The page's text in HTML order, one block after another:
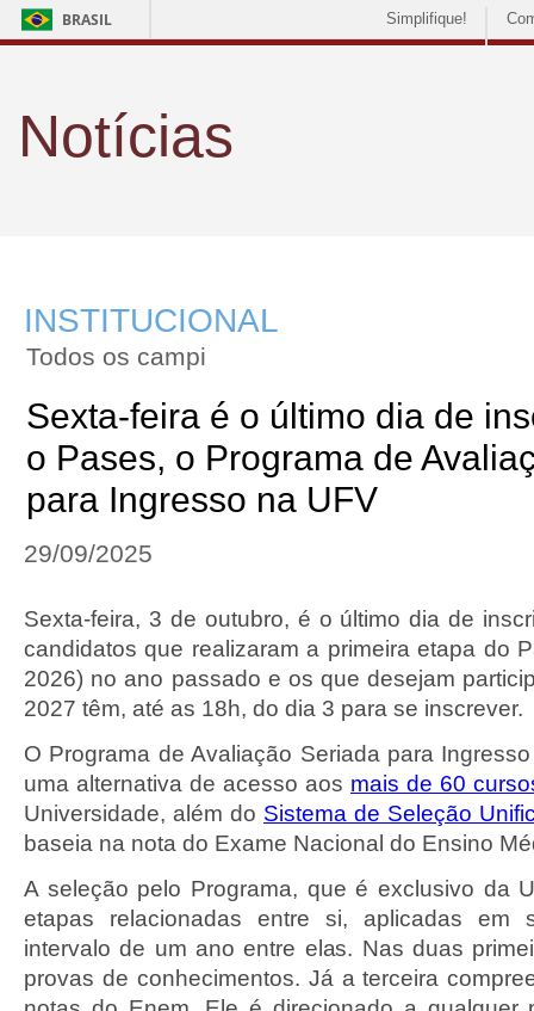
BRASIL Simplifique!
Notícias
INSTITUCIONAL
Todos os campi
Sexta-feira é o último dia de
o Pases, o Programa de
para Ingresso na UFV
29/09/2025
Sexta-feira, 3 de outubro, é o último dia de
candidatos que realizaram a primeira etapa do
2026) no ano passado e os que desejam
2027 têm, até as 18h, do dia 3 para se inscrever.
O Programa de Avaliação Seriada para
uma alternativa de acesso aos mais de 60
Universidade, além do Sistema de Seleção
baseia na nota do Exame Nacional do Ensino
A seleção pelo Programa, que é exclusivo da
etapas relacionadas entre si, aplicadas em
intervalo de um ano entre elas. Nas duas
provas de conhecimentos. Já a terceira